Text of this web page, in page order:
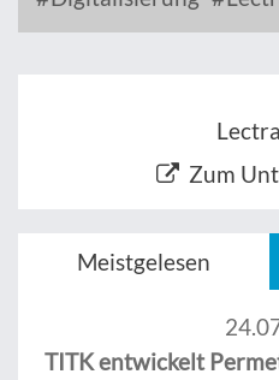
Zum
Meistgelesen
TITK entwickelt